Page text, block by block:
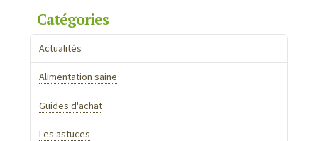
Catégories
Actualités
Alimentation saine
Guides d'achat
Les astuces